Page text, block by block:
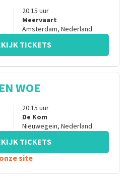
20:15 uur
Meervaart
Amsterdam, Nederland
TICKETS
WOE
20:15 uur
De Kom
Nieuwegein, Nederland
TICKETS
site